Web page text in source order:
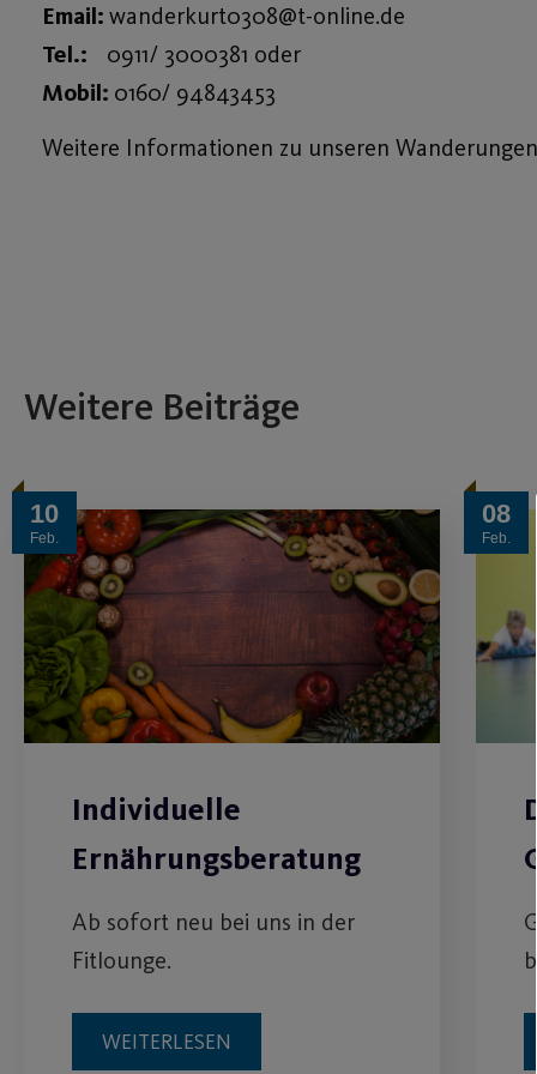
Email: wanderkurt0308@t-online.de
Tel.:
0911/ 3000381 oder
Mobil: 0160/ 94843453
Weitere Informationen zu unseren
Weitere Beiträge
10
Feb.
Individuelle
Ernährungsberatung
Ab sofort neu bei uns in der
Fitlounge.
WEITERLESEN
08
Feb.